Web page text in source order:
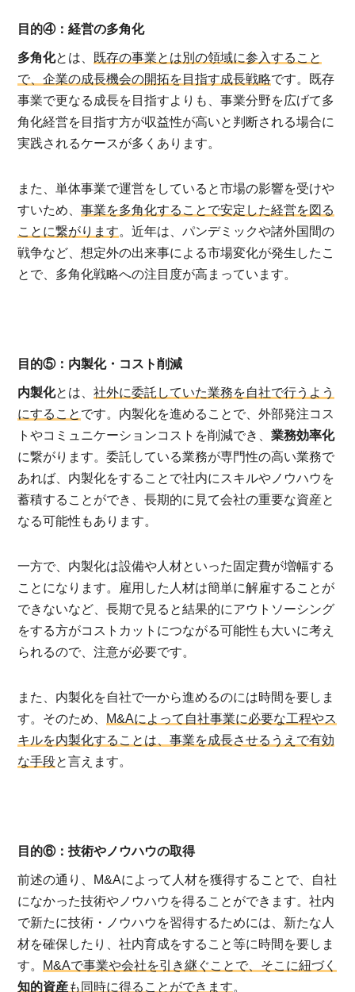
目的④：経営の多角化
多角化とは、 既存の事業とは別の領域に参入すること
で、企業の成長機会の開拓を目指す成長戦略です。既存
事業で更なる成長を目指すよりも、事業分野を広げて多
角化経営を目指す方が収益性が高いと判断される場合に
実践されるケースが多くあります。
また、単体事業で運営をしていると市場の影響を受けや
すいため、事業を多角化することで安定した経営を図る
ことに繋がります。近年は、パンデミックや諸外国間の
戦争など、想定外の出来事による市場変化が発生したこ
とで、多角化戦略への注目度が高まっています。
目的⑤：内製化・コスト削減
内製化とは、社外に委託していた業務を自社で行うよう
にすること です。内製化を進めることで、外部発注コス
トやコミュニケーションコストを削減でき、業務効率化
に繋がります。委託している業務が専門性の高い業務で
あれば、内製化をすることで社内にスキルやノウハウを
蓄積することができ、長期的に見て会社の重要な資産と
なる可能性もあります。
一方で、内製化は設備や人材といった固定費が増幅する
ことになります。雇用した人材は簡単に解雇することが
できないなど、長期で見ると結果的にアウトソーシング
をする方がコストカットにつながる可能性も大いに考え
られるので、注意が必要です。
また、内製化を自社で一から進めるのには時間を要しま
す。そのため、 M&Aによって自社事業に必要な工程やス
キルを内製化することは、事業を成長させるうえで有効
な手段と言えます。
目的⑥：技術やノウハウの取得
前述の通り、M&Aによって人材を獲得することで、自社
になかった技術やノウハウを得ることができます。社内
で新たに技術・ノウハウを習得するためには、新たな人
材を確保したり、社内育成をすること等に時間を要しま
す。 M&Aで事業や会社を引き継ぐことで、そこに紐づく
知的資産も同時に得ることができます。